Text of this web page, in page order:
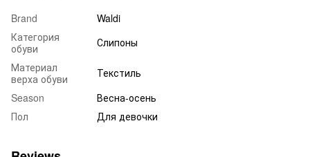
Brand
Waldi
Категория
обуви
Слипоны
Материал
верха обуви
Текстиль
Season
Весна-осень
Пол
Для девочки